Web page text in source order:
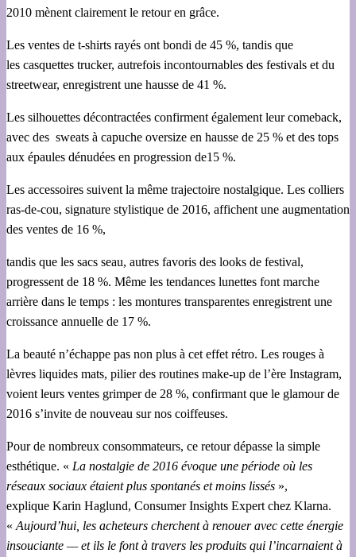
2010 mènent clairement le retour en grâce.
Les ventes de t-shirts rayés ont bondi de 45 %, tandis que
les casquettes trucker, autrefois incontournables des festivals et du
streetwear, enregistrent une hausse de 41 %.
Les silhouettes décontractées confirment également leur comeback,
avec des sweats à capuche oversize en hausse de 25 % et des tops
aux épaules dénudées en progression de15 %.
Les accessoires suivent la même trajectoire nostalgique. Les colliers
ras-de-cou, signature stylistique de 2016, affichent une augmentation
des ventes de 16 %,
tandis que les sacs seau, autres favoris des looks de festival,
progressent de 18 %. Même les tendances lunettes font marche
arrière dans le temps : les montures transparentes enregistrent une
croissance annuelle de 17 %.
La beauté n’échappe pas non plus à cet effet rétro. Les rouges à
lèvres liquides mats, pilier des routines make-up de l’ère Instagram,
voient leurs ventes grimper de 28 %, confirmant que le glamour de
2016 s’invite de nouveau sur nos coiffeuses.
Pour de nombreux consommateurs, ce retour dépasse la simple
esthétique. « La nostalgie de 2016 évoque une période où les
réseaux sociaux étaient plus spontanés et moins lissés »,
explique Karin Haglund, Consumer Insights Expert chez Klarna.
« Aujourd’hui, les acheteurs cherchent à renouer avec cette énergie
insouciante —et ils le font à travers les produits qui l’incarnaient à